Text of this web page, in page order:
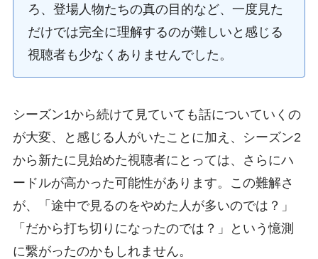
ろ、登場人物たちの真の目的など、一度見た
だけでは完全に理解するのが難しいと感じる
視聴者も少なくありませんでした。
シーズン1から続けて見ていても話についていくの
が大変、と感じる人がいたことに加え、シーズン2
から新たに見始めた視聴者にとっては、さらにハ
ードルが高かった可能性があります。この難解さ
が、「途中で見るのをやめた人が多いのでは？」
「だから打ち切りになったのでは？」という憶測
に繋がったのかもしれません。